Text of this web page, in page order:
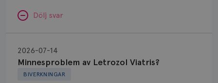
Dölj svar
BIVERKNINGAR
Minnesproblem av Letrozol Viatris?
2026-07-14
Letrozol
Viatris?